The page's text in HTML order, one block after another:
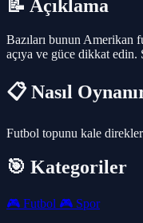
📝 Açıklama
Bazıları bunun Amerikan
açıya ve güce dikkat edin.
📋 Nasıl
Futbol topunu kale
🎯 Kategoriler
🎮 Futbol 🎮 Spor